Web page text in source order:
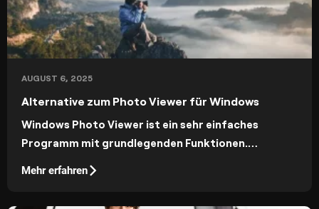
AUGUST 6, 2025
Alternative zum Photo Viewer für Windows
Windows Photo Viewer ist ein sehr einfaches
Programm mit grundlegenden Funktionen.
Möglichkeiten, um mit Ihren Fotos zu arbeiten –
Mehr erfahren